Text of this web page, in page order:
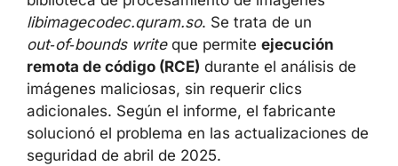
libimagecodec.quram.so. Se trata de un
out‑of‑bounds writeque permite ejecución
remota de código (RCE) durante el análisis de
imágenes maliciosas, sin requerir clics
adicionales. Según el informe, el fabricante
solucionó el problema en las actualizaciones de
seguridad de abril de 2025.